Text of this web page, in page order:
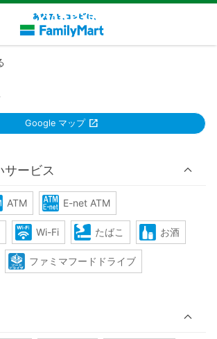
Google マップ
サービス
ATM E-net ATM
Wi-Fi たばこ お酒
ファミマフードドライブ